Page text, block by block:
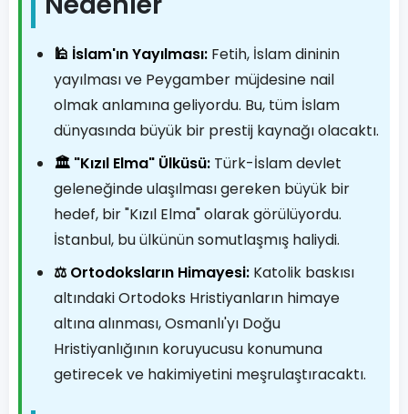
🕌 İslam'ın Yayılması: Fetih, İslam dininin
yayılması ve Peygamber müjdesine nail
olmak anlamına geliyordu. Bu, tüm İslam
dünyasında büyük bir prestij kaynağı olacaktı.
🏛️ "Kızıl Elma" Ülküsü: Türk-İslam devlet
geleneğinde ulaşılması gereken büyük bir
hedef, bir "Kızıl Elma" olarak görülüyordu.
İstanbul, bu ülkünün somutlaşmış haliydi.
⚖️ Ortodoksların Himayesi: Katolik baskısı
altındaki Ortodoks Hristiyanların himaye
altına alınması, Osmanlı'yı Doğu
Hristiyanlığının koruyucusu konumuna
getirecek ve hakimiyetini meşrulaştıracaktı.